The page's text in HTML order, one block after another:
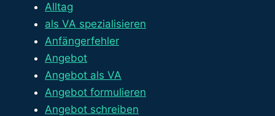
Alltag
als VA spezialisieren
Anfängerfehler
Angebot
Angebot als VA
Angebot formulieren
Angebot schreiben